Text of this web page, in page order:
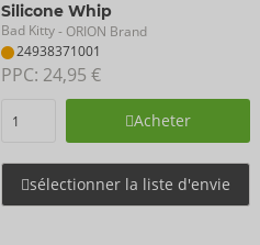
Silicone Whip
Bad Kitty- ORION Brand
24938371001
PPC: 24,95 €
Acheter
sélectionner la liste d'envie